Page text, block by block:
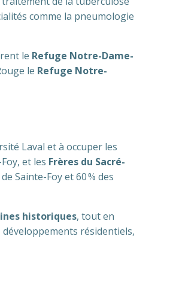
comme la pneumologie
le Refuge Notre-Dame-
le Refuge Notre-
Laval et à occuper les
et les Frères du Sacré-
Sainte-Foy et 60 % des
historiques, tout en
résidentiels,